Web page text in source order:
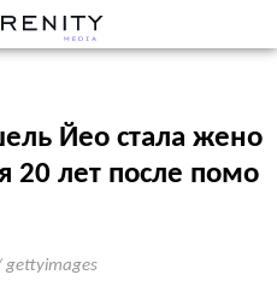
Йео стала жено
20 лет после помо
gettyimages